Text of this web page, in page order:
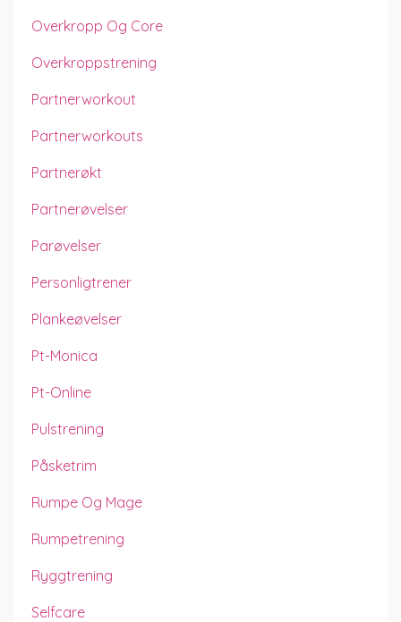
Overkropp Og Core
Overkroppstrening
Partnerworkout
Partnerworkouts
Partnerøkt
Partnerøvelser
Parøvelser
Personligtrener
Plankeøvelser
Pt-Monica
Pt-Online
Pulstrening
Påsketrim
Rumpe Og Mage
Rumpetrening
Ryggtrening
Selfcare